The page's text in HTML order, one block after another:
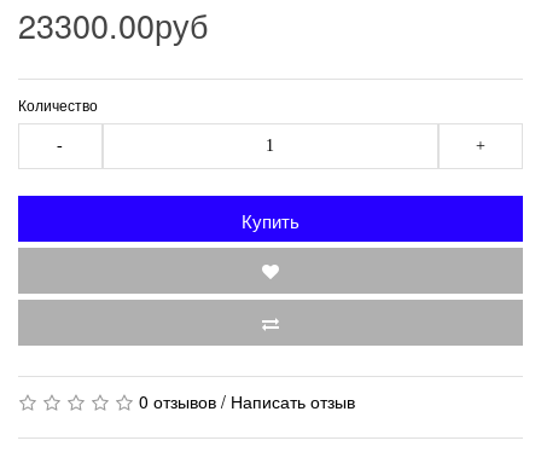
23300.00руб
Количество
- +
Купить
0 отзывов / Написать отзыв